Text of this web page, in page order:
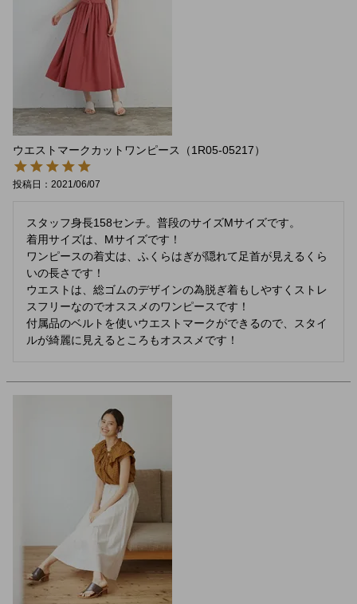
ウエストマークカットワンピース（1R05-05217）
投稿日 2021/06/07
スタッフ身長158センチ。普段のサイズMサイズです。
着用サイズは、Mサイズです！
ワンピースの着丈は、ふくらはぎが隠れて足首が見えるくら
いの長さです！
ウエストは、総ゴムのデザインの為脱ぎ着もしやすくストレ
スフリーなのでオススメのワンピースです！
付属品のベルトを使いウエストマークができるので、スタイ
ルが綺麗に見えるところもオススメです！